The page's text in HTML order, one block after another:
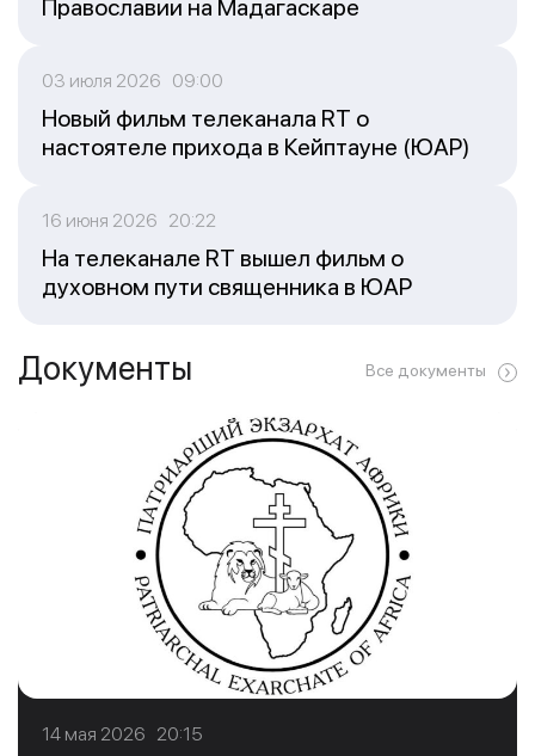
Православии на Мадагаскаре
03 июля 2026 09:00
Новый фильм телеканала RT о
настоятеле прихода в Кейптауне (ЮАР)
16 июня 2026 20:22
На телеканале RT вышел фильм о
духовном пути священника в ЮАР
Документы Все документы
14 мая 2026 20:15